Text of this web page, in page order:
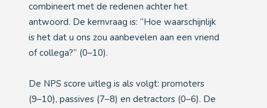
combineert met de redenen achter het
antwoord. De kernvraag is: “Hoe waarschijnlijk
is het dat u ons zou aanbevelen aan een vriend
of collega?” (0–10).
De NPS score uitleg is als volgt: promoters
(9–10), passives (7–8) en detractors (0–6). De